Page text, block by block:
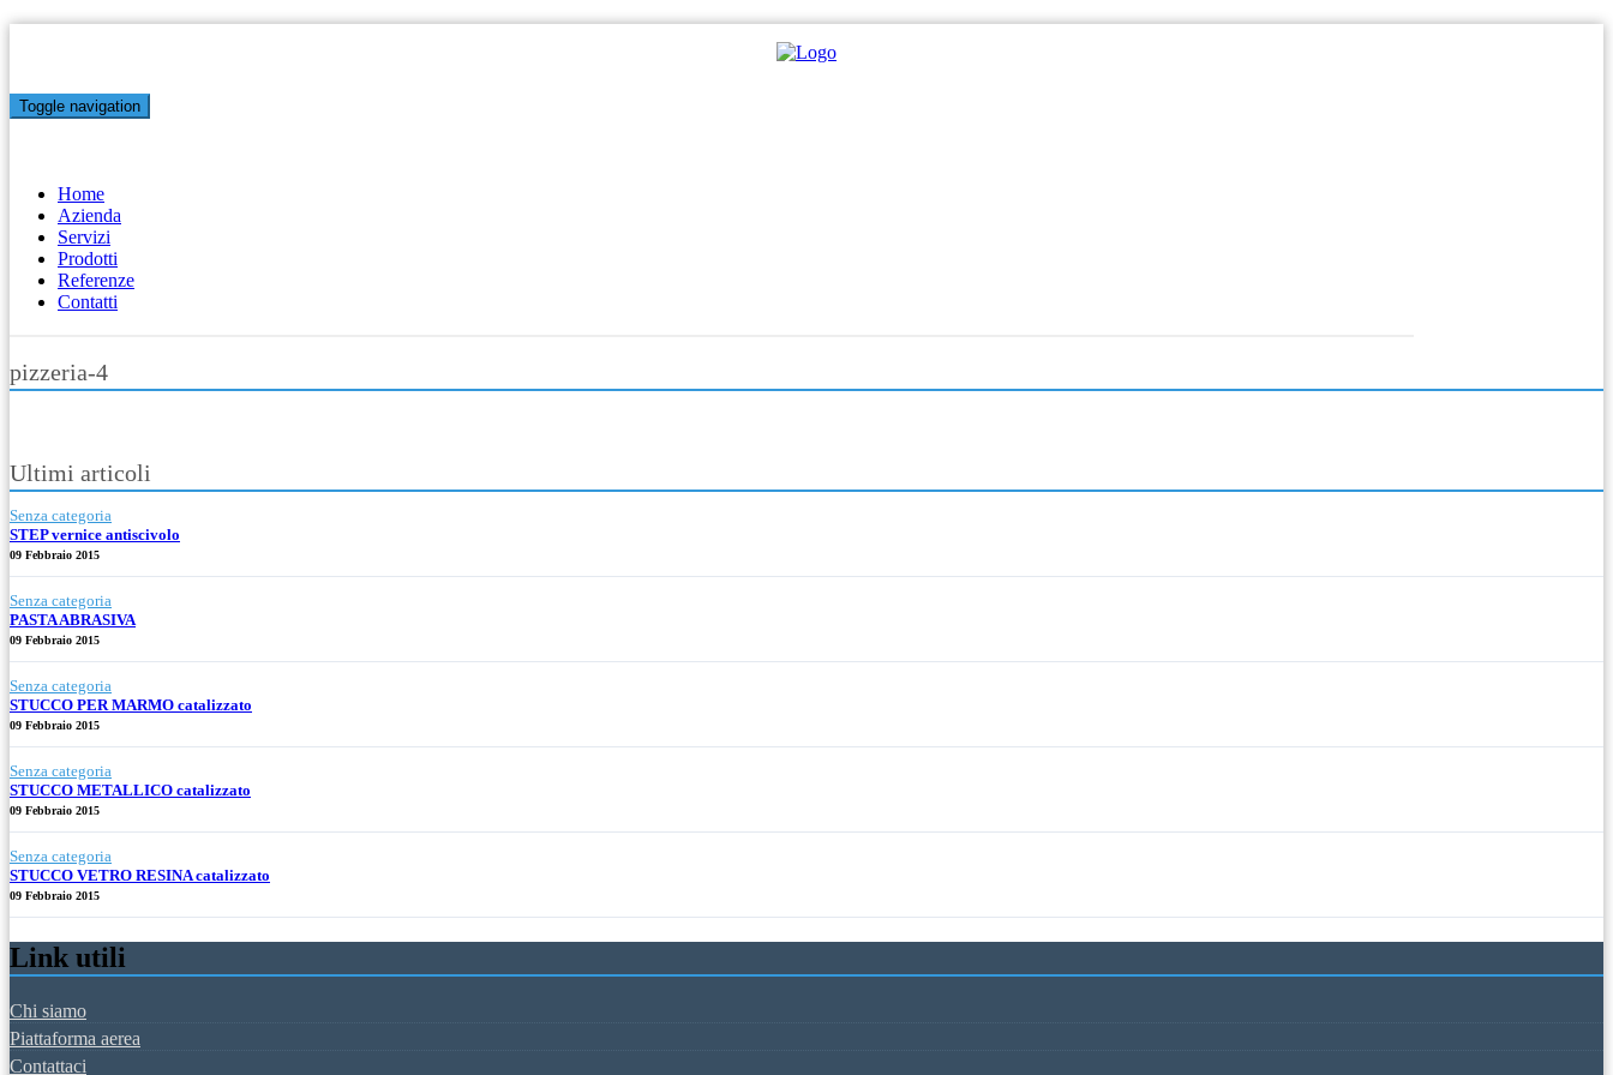
Toggle navigation
Home
Azienda
Servizi
Prodotti
Referenze
Contatti
pizzeria-4
Ultimi articoli
Senza categoria
STEP vernice antiscivolo
09 Febbraio 2015
Senza categoria
PASTA ABRASIVA
09 Febbraio 2015
Senza categoria
STUCCO PER MARMO catalizzato
09 Febbraio 2015
Senza categoria
STUCCO METALLICO catalizzato
09 Febbraio 2015
Senza categoria
STUCCO VETRO RESINA catalizzato
09 Febbraio 2015
Link utili
Chi siamo
Piattaforma aerea
Contattaci